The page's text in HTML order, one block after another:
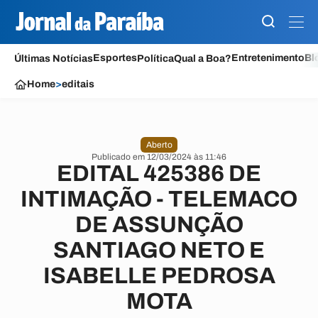
Últimas NotíciasEsportesPolíticaQual a Boa?Entretenimento
Home>editais
Aberto
Publicado em 12/03/2024 às 11:46
EDITAL 425386 DE
INTIMAÇÃO - TELEMACO
DE ASSUNÇÃO
SANTIAGO NETO E
ISABELLE PEDROSA
MOTA